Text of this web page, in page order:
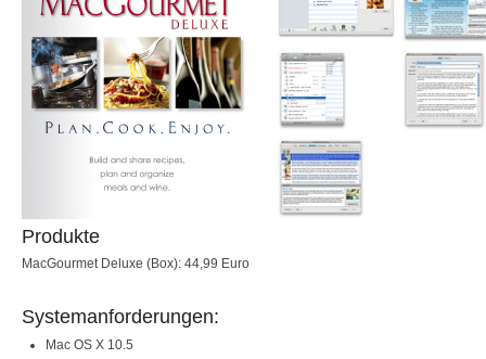
Produkte
MacGourmet Deluxe (Box): 44,99 Euro
Systemanforderungen:
Mac OS X 10.5